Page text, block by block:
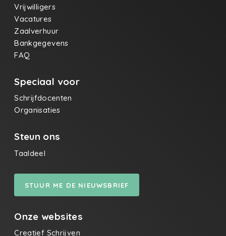
Vrijwilligers
Vacatures
Zaalverhuur
Bankgegevens
FAQ
Speciaal voor
Schrijfdocenten
Organisaties
Steun ons
Taaldeel
STUUR ME DE NIEUWSBRIEF
Onze websites
Creatief Schrijven